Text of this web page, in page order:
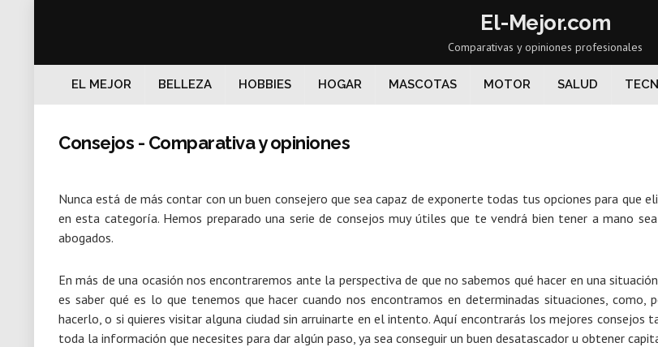
El-Mejor.com
Comparativas y opiniones profesionales
EL MEJOR BELLEZA HOBBIES HOGAR MASCOTAS MOTOR SALUD
Consejos - Comparativa y opiniones
Nunca está de más contar con un buen consejero que sea capaz de exponerte todas tus opciones para que
en esta categoría. Hemos preparado una serie de consejos muy útiles que te vendrá bien tener a mano
abogados.
En más de una ocasión nos encontraremos ante la perspectiva de que no sabemos qué hacer en una
es saber qué es lo que tenemos que hacer cuando nos encontramos en determinadas situaciones,
hacerlo, o si quieres visitar alguna ciudad sin arruinarte en el intento. Aquí encontrarás los mejores consejos
toda la información que necesites para dar algún paso, ya sea conseguir un buen desatascador u obtener